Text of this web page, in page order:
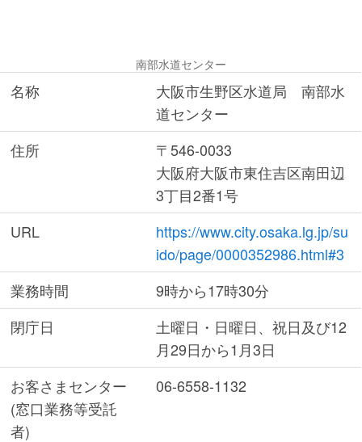
南部水道センター
名称
大阪市生野区水道局 南部水
道センター
住所
〒546-0033
大阪府大阪市東住吉区南田辺
3丁目2番1号
URL
https://www.city.osaka.lg.jp/su
ido/page/0000352986.html#3
業務時間
9時から17時30分
閉庁日
土曜日・日曜日、祝日及び12
月29日から1月3日
お客さまセンター
(窓口業務等受託
者)
06-6558-1132